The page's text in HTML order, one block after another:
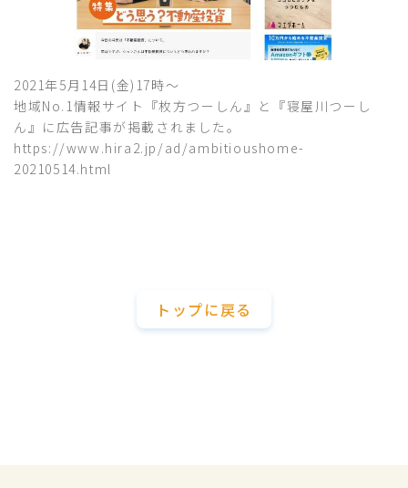
2021年5月14日(金)17時～
地域No.1情報サイト『枚方つーしん』と『寝屋川つーし
ん』に広告記事が掲載されました。
https://www.hira2.jp/ad/ambitioushome-
20210514.html
トップに戻る